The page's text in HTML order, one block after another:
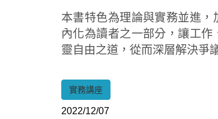
本書特色為理論與實務並進，
內化為讀者之一部分，讓工
靈自由之道，從而深層解決爭
實務講座
2022/12/07